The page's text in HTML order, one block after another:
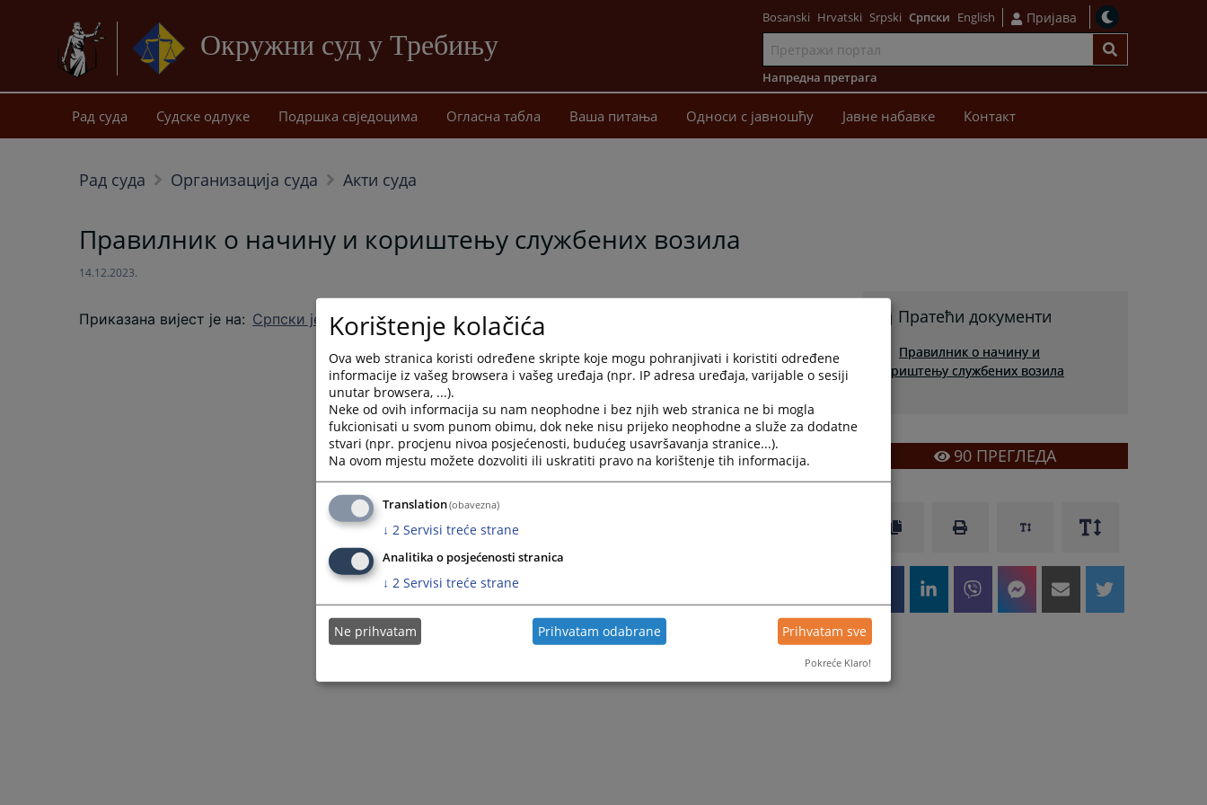
Окружни суд у Требињу
садржај
Bosanski Hrvatski Srpski Српски English Пријава
Напредна претрага
Рад суда Судске одлуке Подршка свједоцима Огласна табла Ваша питања Односи с јавношћу Јавне набавке Контакт
Рад суда Организација суда Акти суда
Правилник о начину и кориштењу службених возила
14.12.2023.
Приказана вијест је на: Српски језик Пратећи документи
Правилник о начину и
кориштењу службених возила
90 ПРЕГЛЕДА
Korištenje kolačića
Ova web stranica koristi određene skripte koje mogu pohranjivati i koristiti određene
informacije iz vašeg browsera i vašeg uređaja (npr. IP adresa uređaja, varijable o sesiji
unutar browsera, ...).
Neke od ovih informacija su nam neophodne i bez njih web stranica ne bi mogla
fukcionisati u svom punom obimu, dok neke nisu prijeko neophodne a služe za dodatne
stvari (npr. procjenu nivoa posjećenosti, budućeg usavršavanja stranice...).
Na ovom mjestu možete dozvoliti ili uskratiti pravo na korištenje tih informacija.
Translation(obavezna)
↓ 2 Servisi treće strane
Analitika o posjećenosti stranica
↓ 2 Servisi treće strane
Ne prihvatam Prihvatam odabrane Prihvatam sve
Pokreće Klaro!